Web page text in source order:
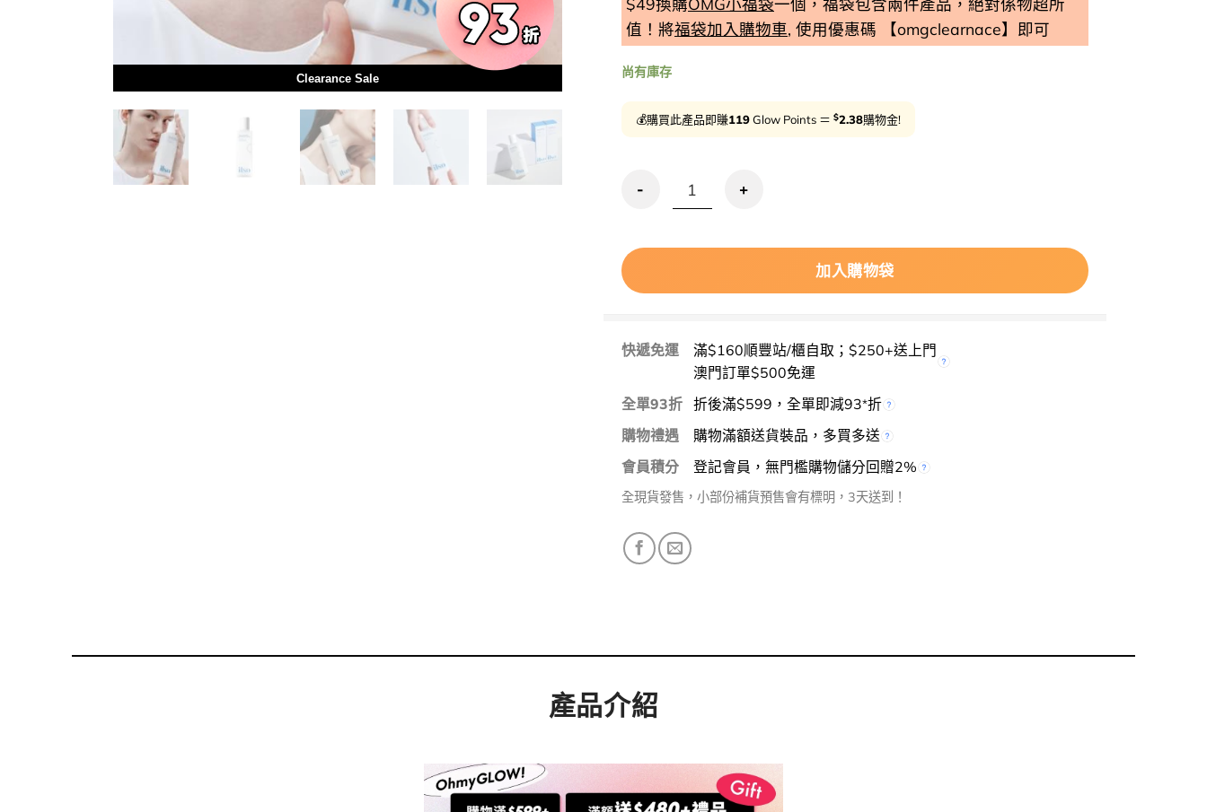
Clearance Sale
值！將福袋加入購物車, 使用優惠碼 【omgclearnace】即可
尚有庫存
💰購買此產品即賺119Glow Points ＝ $2.38購物金!
清倉激減🔥妝前用友好～GLOWPICK🏆 ilso Daily Moisture Softening Lotion 溫和白樺
加入購物袋
快遞免運
滿$160順豐站/櫃自取；$250+送上門
澳門訂單$500免運
全單93折 折後滿$599，全單即減93*折
購物禮遇
購物滿額送貨裝品，多買多送
會員積分
登記會員，無門檻購物儲分回贈2%
全現貨發售，小部份補貨預售會有標明，3天送到！
產品介紹